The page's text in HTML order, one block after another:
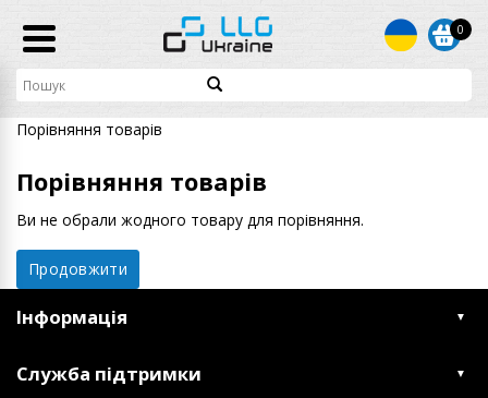
0
Порівняння товарів
Порівняння товарів
Ви не обрали жодного товару для порівняння.
Продовжити
Інформація
Служба підтримки